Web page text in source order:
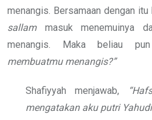
menangis. Bersamaan dengan itu
sallammasuk menemuinya
menangis. Maka beliau
membuatmu menangis?”
Shafiyyah menjawab,
mengatakan aku putri